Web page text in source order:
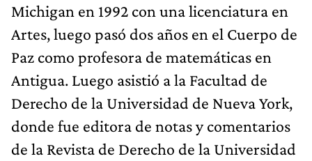
Michigan en 1992 con una licenciatura en
Artes, luego pasó dos años en el Cuerpo de
Paz como profesora de matemáticas en
Antigua. Luego asistió a la Facultad de
Derecho de la Universidad de Nueva York,
donde fue editora de notas y comentarios
de la Revista de Derecho de la Universidad